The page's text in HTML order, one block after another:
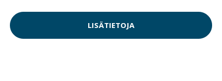
LISÄTIETOJA